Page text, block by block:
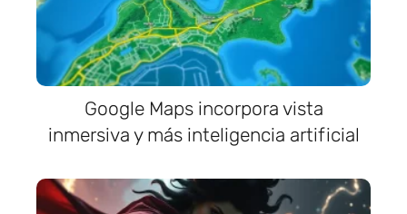
Google Maps incorpora vista
inmersiva y más inteligencia artificial